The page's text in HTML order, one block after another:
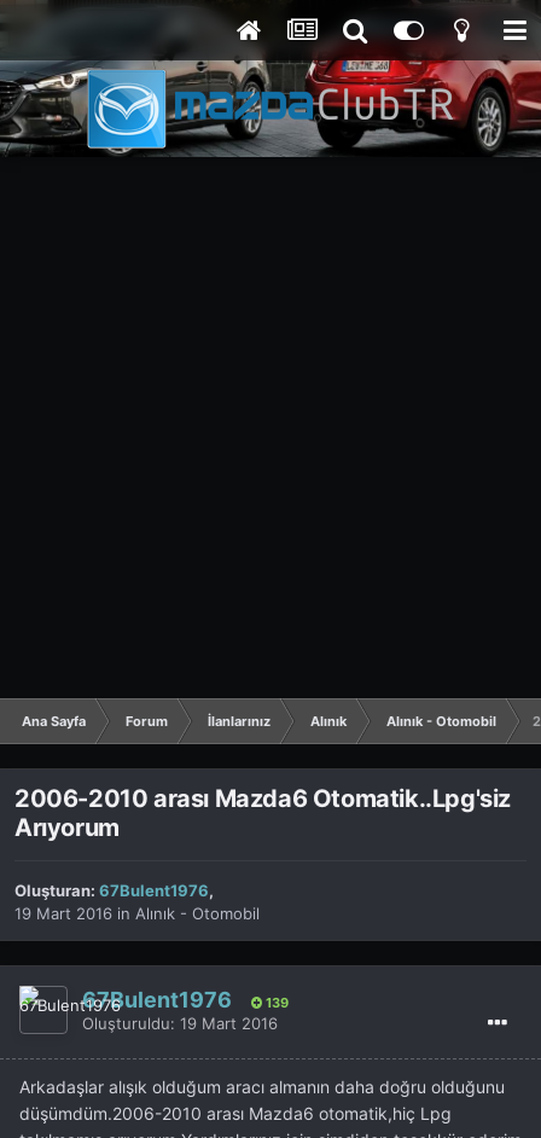
Ana Sayfa Forum İlanlarınız Alınık Alınık - Otomobil
2006-2010 arası Mazda6 Otomatik..Lpg'siz
Arıyorum
Oluşturan: 67Bulent1976,
19 Mart 2016 in Alınık - Otomobil
67Bulent1976 139
Oluşturuldu: 19 Mart 2016
Arkadaşlar alışık olduğum aracı almanın daha doğru olduğunu
düşümdüm.2006-2010 arası Mazda6 otomatik,hiç Lpg